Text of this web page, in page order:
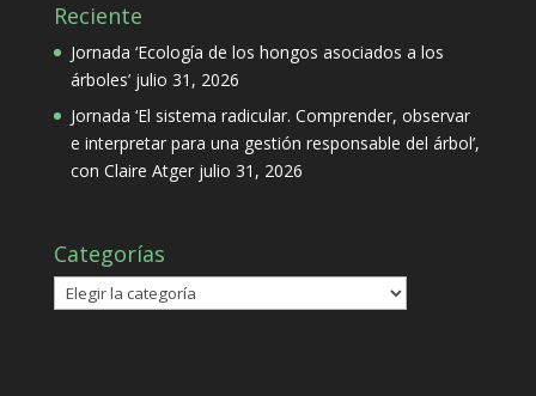
Reciente
Jornada ‘Ecología de los hongos asociados a los
árboles’ julio 31, 2026
Jornada ‘El sistema radicular. Comprender, observar
e interpretar para una gestión responsable del árbol’,
con Claire Atger julio 31, 2026
Categorías
Categorías